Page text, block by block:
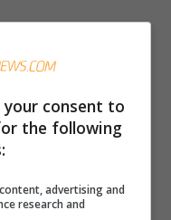
per stilare
esame diversi
doppia in un
due persone in
il
consent to
the following
advertising and
research and